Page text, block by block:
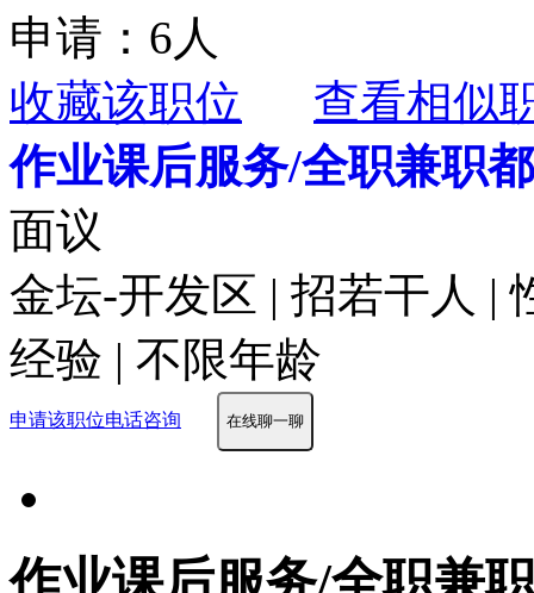
申请：6人
收藏该职位
查看相似
作业课后服务/全职兼职
面议
金坛-开发区 | 招若干人 |
经验 | 不限年龄
申请该职位电话咨询 在线聊一聊
作业课后服务/全职兼